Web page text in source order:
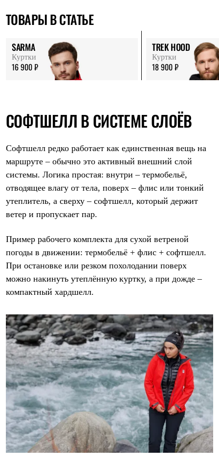
ТОВАРЫ В СТАТЬЕ
SARMA
Куртки
16 900 ₽
TREK HOOD
Куртки
18 900 ₽
СОФТШЕЛЛ В СИСТЕМЕ СЛОЁВ
Софтшелл редко работает как единственная вещь на
маршруте – обычно это активный внешний слой
системы. Логика простая: внутри – термобельё,
отводящее влагу от тела, поверх – флис или тонкий
утеплитель, а сверху – софтшелл, который держит
ветер и пропускает пар.
Пример рабочего комплекта для сухой ветреной
погоды в движении: термобельё + флис + софтшелл.
При остановке или резком похолодании поверх
можно накинуть утеплённую куртку, а при дожде –
компактный хардшелл.